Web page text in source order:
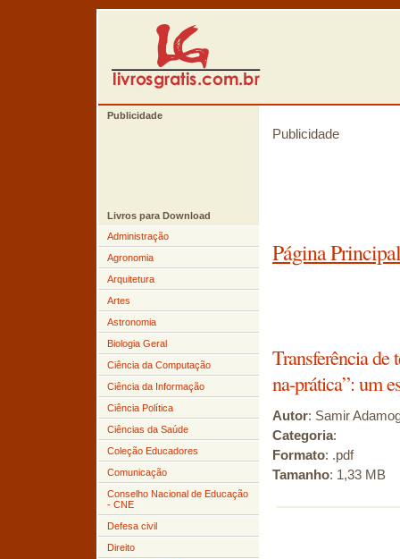
Publicidade
Livros para Download
Administração
Agronomia
Arquitetura
Artes
Astronomia
Biologia Geral
Ciência da Computação
Ciência da Informação
Ciência Política
Ciências da Saúde
Coleção Educadores
Comunicação
Conselho Nacional de Educação
- CNE
Defesa civil
Direito
Publicidade
Página Principal
Transferência de
na-prática”: um
Autor: Samir
Categoria:
Formato: .pdf
Tamanho: 1,33 MB